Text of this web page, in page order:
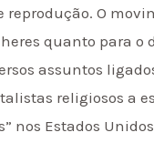
O
quanto para o
assuntos
religiosos a
nos Estados